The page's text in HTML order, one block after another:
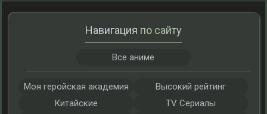
Навигация по сайту
Все аниме
Моя геройская академия
Высокий рейтинг
Китайские
TV Сериалы